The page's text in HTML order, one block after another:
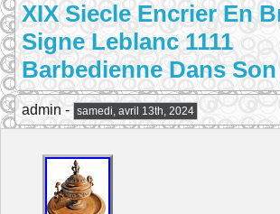
XIX Siecle Encrier En
Signe Leblanc 1111
Barbedienne Dans
admin - samedi, avril 13th, 2024